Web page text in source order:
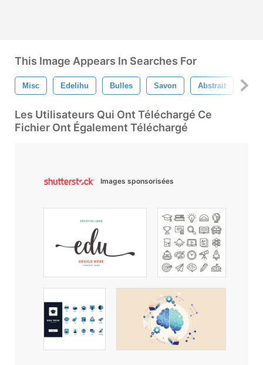
This Image Appears In Searches For
Misc Edelihu Bulles Savon Abstrait
Les Utilisateurs Qui Ont Téléchargé Ce
Fichier Ont Également Téléchargé
Images sponsorisées